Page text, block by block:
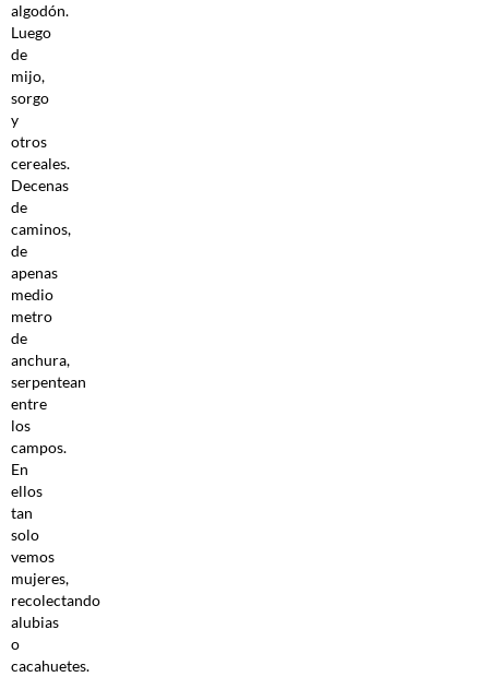
algodón.
Luego
de
mijo,
sorgo
y
otros
cereales.
Decenas
de
caminos,
de
apenas
medio
metro
de
anchura,
serpentean
entre
los
campos.
En
ellos
tan
solo
vemos
mujeres,
recolectando
alubias
o
cacahuetes.